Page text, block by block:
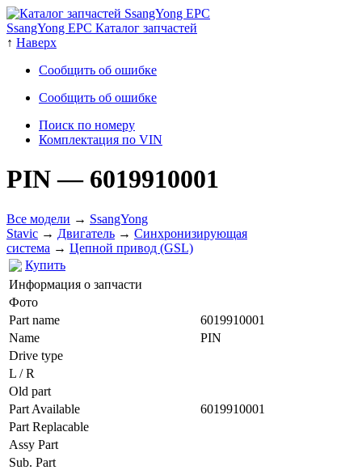
SsangYong EPC Каталог запчастей
↑ Наверх
Сообщить об ошибке
Сообщить об ошибке
Поиск по номеру
Комплектация по VIN
PIN— 6019910001
Все модели → SsangYong
Stavic → Двигатель → Cинхронизирующая
система → Цепной привод (GSL)
Купить
Информация о запчасти
Фото
Part name
6019910001
Name
PIN
Drive type
L / R
Old part
Part Available
6019910001
Part Replacable
Assy Part
Sub. Part